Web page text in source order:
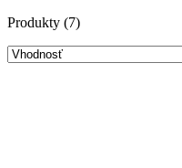
Produkty (7)